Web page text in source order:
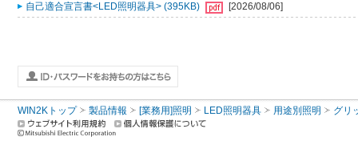
自己適合宣言書<LED照明器具> (395KB) [2026/08/06]
WIN2Kトップ 製品情報 [業務用]照明 LED照明器具 用途別照明 グリ